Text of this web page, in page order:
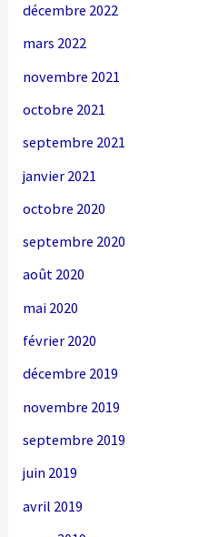
décembre 2022
mars 2022
novembre 2021
octobre 2021
septembre 2021
janvier 2021
octobre 2020
septembre 2020
août 2020
mai 2020
février 2020
décembre 2019
novembre 2019
septembre 2019
juin 2019
avril 2019